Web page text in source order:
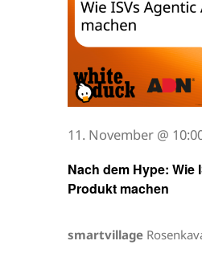
Nach dem Hype: Wie
Produkt machen
11. November @
smartvillage